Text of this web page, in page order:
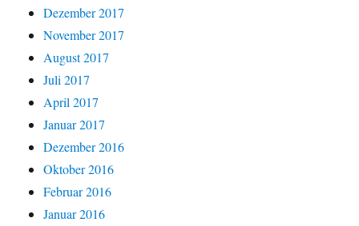
Dezember 2017
November 2017
August 2017
Juli 2017
April 2017
Januar 2017
Dezember 2016
Oktober 2016
Februar 2016
Januar 2016